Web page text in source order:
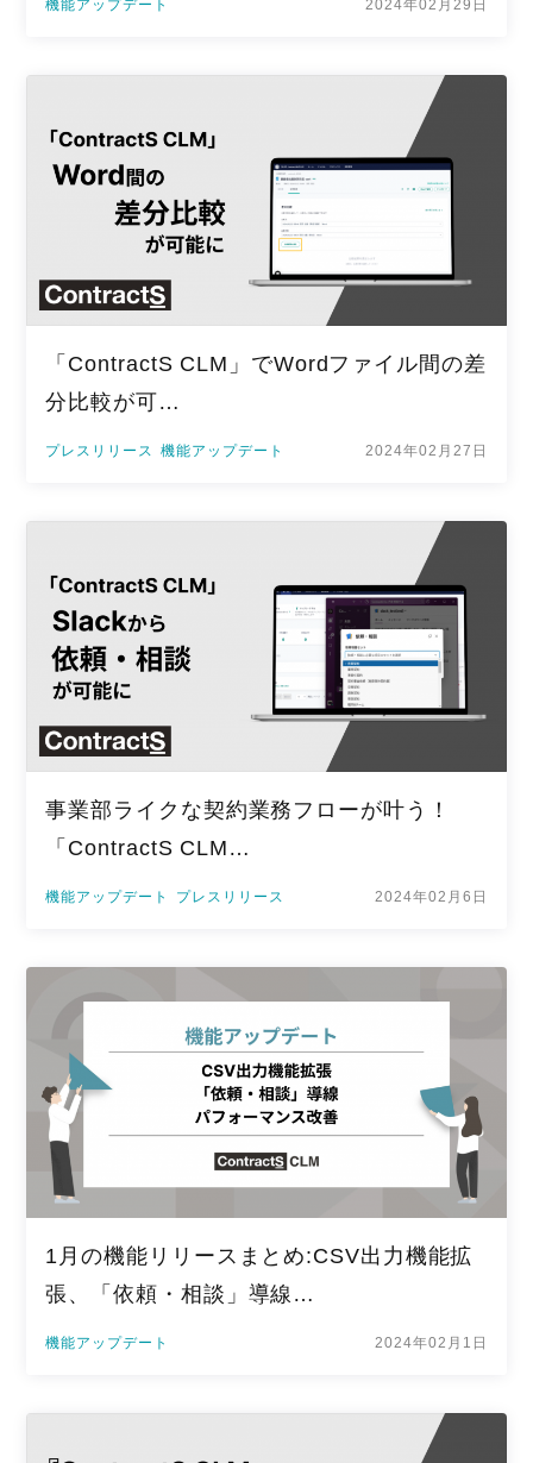
機能アップデート 2024年02月29日
「ContractS CLM」でWordファイル間の差
分比較が可…
プレスリリース 機能アップデート 2024年02月27日
事業部ライクな契約業務フローが叶う！
「ContractS CLM…
機能アップデート プレスリリース 2024年02月6日
1月の機能リリースまとめ:CSV出力機能拡
張、「依頼・相談」導線…
機能アップデート 2024年02月1日